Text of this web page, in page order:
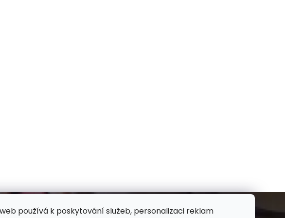
používá k poskytování služeb, personalizaci reklam